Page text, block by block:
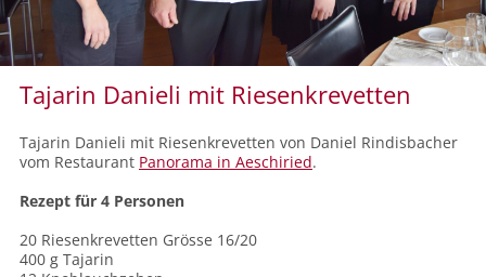
Tajarin Danieli mit Riesenkrevetten
Tajarin Danieli mit Riesenkrevetten von Daniel Rindisbacher
vom Restaurant Panorama in Aeschiried.
Rezept für 4 Personen
20 Riesenkrevetten Grösse 16/20
400 g Tajarin